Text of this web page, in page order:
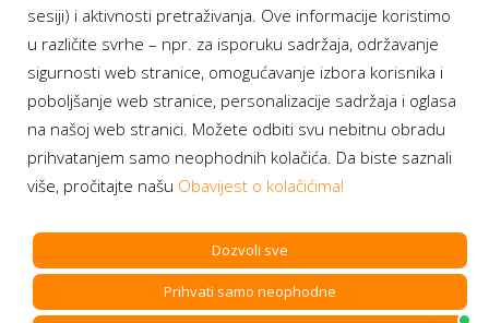
Program lojalnosti
Bonus plus
Prijava za newsletter
Copyright BH Telecom d.d. Sarajevo. All rights reserved.
sesiji) i aktivnosti pretraživanja. Ove informacije koristimo
u različite svrhe – npr. za isporuku sadržaja, održavanje
sigurnosti web stranice, omogućavanje izbora korisnika i
poboljšanje web stranice, personalizacije sadržaja i oglasa
na našoj web stranici. Možete odbiti svu nebitnu obradu
prihvatanjem samo neophodnih kolačića. Da biste saznali
više, pročitajte našu Obavijest o kolačićima!
Dozvoli sve
Prihvati samo neophodne